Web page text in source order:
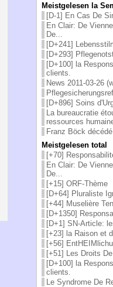
Meistgelesen la
[D-1] En Cas De
En Clair: De
De...
[D+241]
[D+293]
[D+100] la
clients.
News 2011-03-26
[D+896] Soins
La bureaucratie
ressources
Franz Böck décédé
Meistgelesen total
[+70]
En Clair: De
De...
[+15] ORF-Thème
[D+64] Pluraliste
[+44] Muselière
[D+1350]
[D+1] SN-Article:
[+23] la Raison et
[+56]
[+51] Les Droits De
[D+100] la
clients.
Le Syndrome De